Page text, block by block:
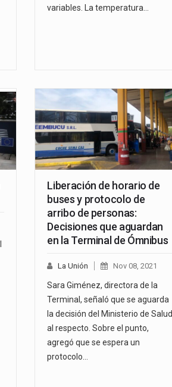
variables. La temperatura…
Liberación de horario de
buses y protocolo de
arribo de personas:
Decisiones que aguardan
en la Terminal de Ómnibus
La Unión Nov 08, 2021
Sara Giménez, directora de la
Terminal, señaló que se aguarda
la decisión del Ministerio de Salud
al respecto. Sobre el punto,
agregó que se espera un
protocolo…